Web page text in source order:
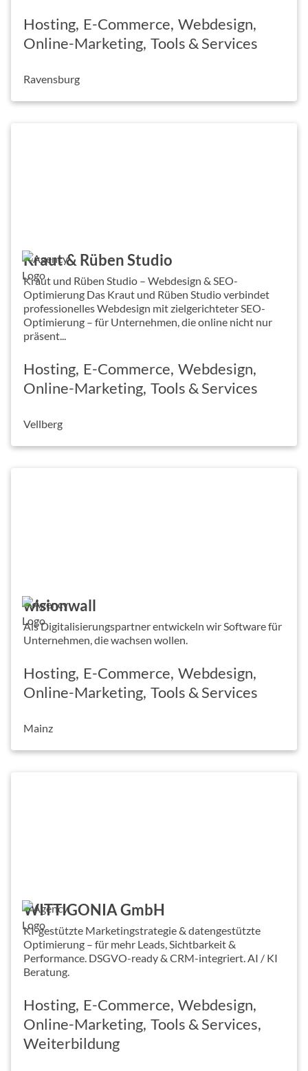
Hosting E-Commerce Webdesign
Online-Marketing Tools & Services
Ravensburg
Kraut & Rüben Studio
Kraut und Rüben Studio – Webdesign & SEO-
Optimierung Das Kraut und Rüben Studio verbindet
professionelles Webdesign mit zielgerichteter SEO-
Optimierung – für Unternehmen, die online nicht nur
präsent...
Hosting E-Commerce Webdesign
Online-Marketing Tools & Services
Vellberg
wisionwall
Als Digitalisierungspartner entwickeln wir Software für
Unternehmen, die wachsen wollen.
Hosting E-Commerce Webdesign
Online-Marketing Tools & Services
Mainz
WITTIGONIA GmbH
KI-gestützte Marketingstrategie & datengestützte
Optimierung – für mehr Leads, Sichtbarkeit &
Performance. DSGVO-ready & CRM-integriert. AI / KI
Beratung.
Hosting E-Commerce Webdesign
Online-Marketing Tools & Services
Weiterbildung